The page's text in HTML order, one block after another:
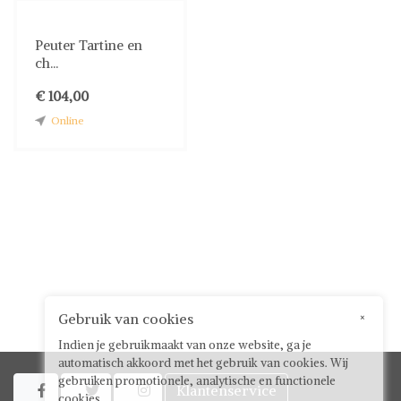
Peuter Tartine en
ch...
€ 104,00
Online
   Klantenservice
×
Gebruik van cookies
Indien je gebruikmaakt van onze website, ga je
automatisch akkoord met het gebruik van cookies. Wij
gebruiken promotionele, analytische en functionele